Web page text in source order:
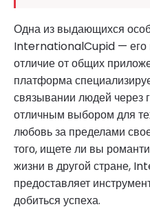
Одна из выдающихся
InternationalCupid — его
отличие от общих
платформа
связывании людей через
отличным выбором для
любовь за пределами
того, ищете ли вы
жизни в другой стране,
предоставляет
добиться успеха.